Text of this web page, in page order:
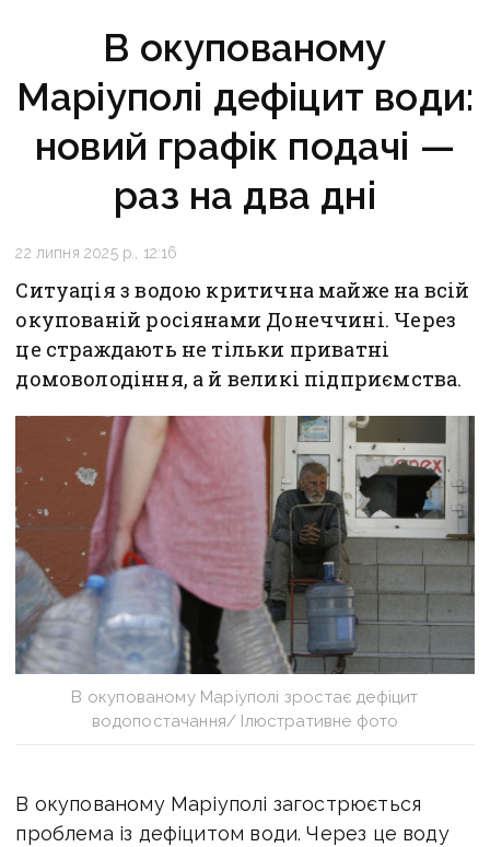
В окупованому
Маріуполі дефіцит води:
новий графік подачі —
раз на два дні
22 липня 2025 р., 12:16
Ситуація з водою критична майже на всій
окупованій росіянами Донеччині. Через
це страждають не тільки приватні
домоволодіння, а й великі підприємства.
В окупованому Маріуполі зростає дефіцит
водопостачання/ Ілюстративне фото
В окупованому Маріуполі загострюється
проблема із дефіцитом води. Через це воду